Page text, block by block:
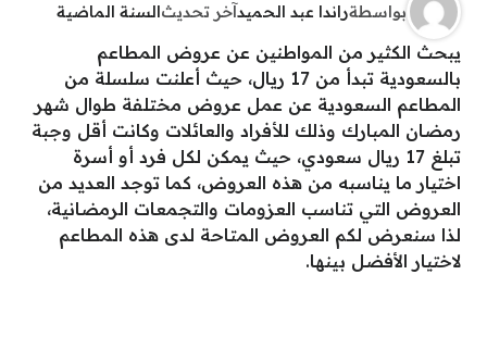
بواسطةراندا عبد الحميدآخر تحديثالسنة الماضية
يبحث الكثير من المواطنين عن عروض المطاعم
بالسعودية تبدأ من 17 ريال، حيث أعلنت سلسلة من
المطاعم السعودية عن عمل عروض مختلفة طوال شهر
رمضان المبارك وذلك للأفراد والعائلات وكانت أقل وجبة
تبلغ 17 ريال سعودي، حيث يمكن لكل فرد أو أسرة
اختيار ما يناسبه من هذه العروض، كما توجد العديد من
العروض التي تناسب العزومات والتجمعات الرمضانية،
لذا سنعرض لكم العروض المتاحة لدى هذه المطاعم
لاختيار الأفضل بينها.